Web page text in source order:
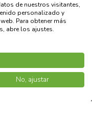
S.p.A.
de nuestros visitantes,
personalizado y
Para obtener más
abre los ajustes.
No, ajustar